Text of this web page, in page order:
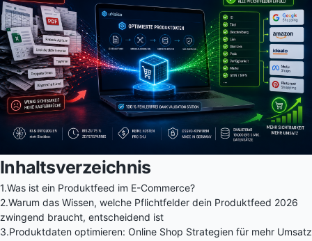
Inhaltsverzeichnis
1.Was ist ein Produktfeed im E-Commerce?
2.Warum das Wissen, welche Pflichtfelder dein Produktfeed 2026
zwingend braucht, entscheidend ist
3.Produktdaten optimieren: Online Shop Strategien für mehr Umsatz